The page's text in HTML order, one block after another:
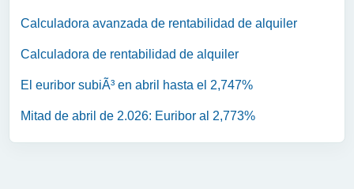
Calculadora avanzada de rentabilidad de alquiler
Calculadora de rentabilidad de alquiler
El euribor subiÃ³ en abril hasta el 2,747%
Mitad de abril de 2.026: Euribor al 2,773%